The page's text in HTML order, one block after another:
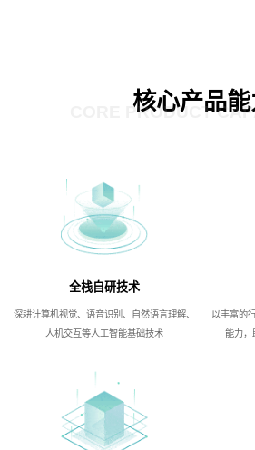
核心产品能
CORE PRODUCT
全栈自研技术
深耕计算机视觉、语音识别、自然语言理解、
人机交互等人工智能基础技术
以丰富的
能力，